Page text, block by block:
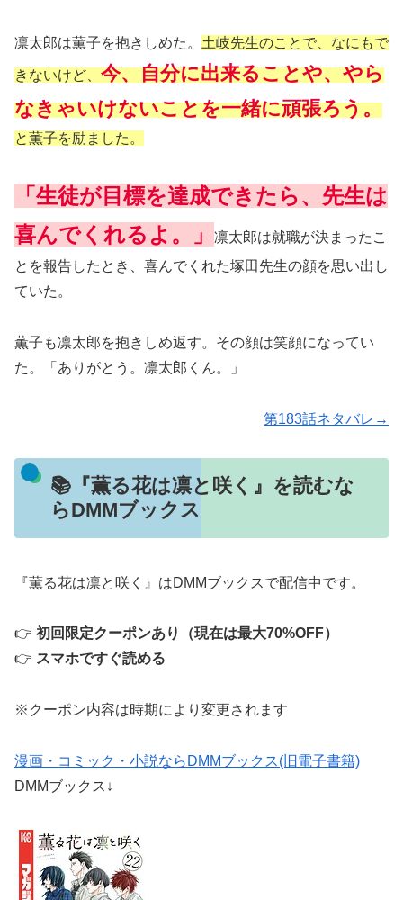
凛太郎は薫子を抱きしめた。 土岐先生のことで、なにもで
きないけど、 今、自分に出来ることや、やら
なきゃいけないことを一緒に頑張ろう。
と薫子を励ました。
「生徒が目標を達成できたら、先生は
喜んでくれるよ。」
凛太郎は就職が決まったこ
とを報告したとき、喜んでくれた塚田先生の顔を思い出し
ていた。
薫子も凛太郎を抱きしめ返す。その顔は笑顔になってい
た。「ありがとう。凛太郎くん。」
第183話ネタバレ→
📚『薫る花は凛と咲く』を読むな
らDMMブックス
『薫る花は凛と咲く』はDMMブックスで配信中です。
👉 初回限定クーポンあり（現在は最大70%OFF）
👉 スマホですぐ読める
※クーポン内容は時期により変更されます
漫画・コミック・小説ならDMMブックス(旧電子書籍)
DMMブックス↓